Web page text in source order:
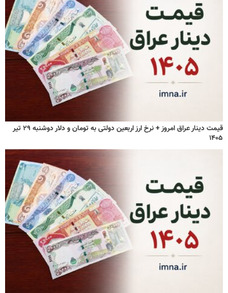
قیمت دینار عراق امروز + نرخ ارز اربعین دولتی به تومان و دلار دوشنبه ۲۹ تیر
۱۴۰۵